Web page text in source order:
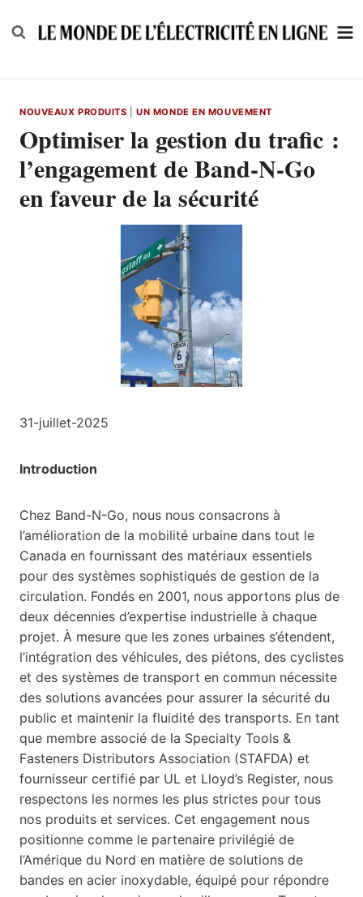
to
NOUVEAUX PRODUITS |UN MONDE EN MOUVEMENT
Optimiser la gestion du trafic :
l’engagement de Band-N-Go
en faveur de la sécurité
31-juillet-2025
Introduction
Chez Band-N-Go, nous nous consacrons à
l’amélioration de la mobilité urbaine dans tout le
Canada en fournissant des matériaux essentiels
pour des systèmes sophistiqués de gestion de la
circulation. Fondés en 2001, nous apportons plus de
deux décennies d’expertise industrielle à chaque
projet. À mesure que les zones urbaines s’étendent,
l’intégration des véhicules, des piétons, des cyclistes
et des systèmes de transport en commun nécessite
des solutions avancées pour assurer la sécurité du
public et maintenir la fluidité des transports. En tant
que membre associé de la Specialty Tools &
Fasteners Distributors Association (STAFDA) et
fournisseur certifié par UL et Lloyd’s Register, nous
respectons les normes les plus strictes pour tous
nos produits et services. Cet engagement nous
positionne comme le partenaire privilégié de
l’Amérique du Nord en matière de solutions de
bandes en acier inoxydable, équipé pour répondre